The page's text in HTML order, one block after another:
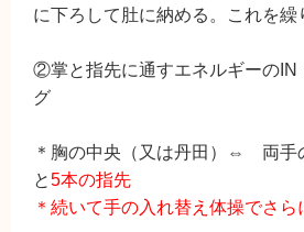
に下ろして肚に納める。これを繰
②掌と指先に通すエネルギーのIN
グ
＊胸の中央（又は丹田）⇔ 両手
と5本の指先
＊続いて手の入れ替え体操でさ